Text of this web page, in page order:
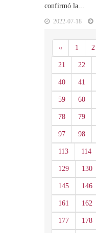
confirmó la...
2022-07-18
«Anterior
1 2
21 22
40 41
59 60
78 79
97 98
113 114
129 130
145 146
161 162
177 178